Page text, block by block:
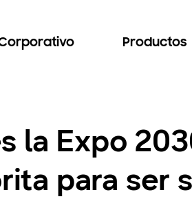
Productos
la Expo
para ser